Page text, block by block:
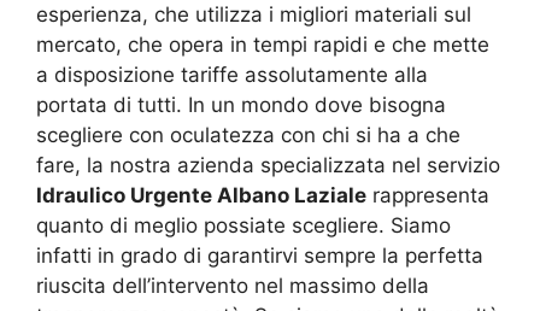
esperienza, che utilizza i migliori materiali sul
mercato, che opera in tempi rapidi e che mette
a disposizione tariffe assolutamente alla
portata di tutti. In un mondo dove bisogna
scegliere con oculatezza con chi si ha a che
fare, la nostra azienda specializzata nel servizio
Idraulico Urgente Albano Laziale rappresenta
quanto di meglio possiate scegliere. Siamo
infatti in grado di garantirvi sempre la perfetta
riuscita dell’intervento nel massimo della